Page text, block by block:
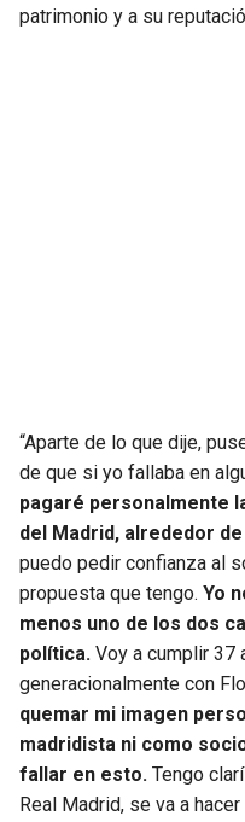
patrimonio y a su
“Aparte de lo que dije,
de que si yo fallaba en
pagaré personalmente
del Madrid, alrededor
puedo pedir confianza al
propuesta que tengo. Yo
menos uno de los dos
política. Voy a cumplir 37
generacionalmente con
quemar mi imagen
madridista ni como
fallar en esto. Tengo
Real Madrid, se va a